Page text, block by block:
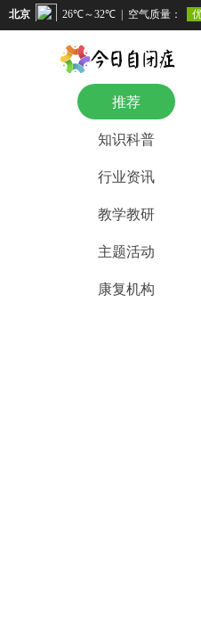
推荐
知识科普
行业资讯
教学教研
主题活动
康复机构